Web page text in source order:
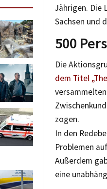
Jährigen. Die
Sachsen und
500
Die
dem Titel
zogen.
In den
Problemen
Außerdem
eine